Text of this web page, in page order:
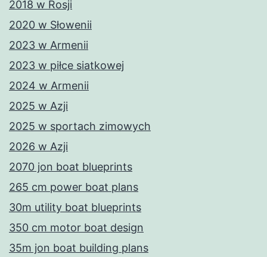
2018 w Rosji
2020 w Słowenii
2023 w Armenii
2023 w piłce siatkowej
2024 w Armenii
2025 w Azji
2025 w sportach zimowych
2026 w Azji
2070 jon boat blueprints
265 cm power boat plans
30m utility boat blueprints
350 cm motor boat design
35m jon boat building plans